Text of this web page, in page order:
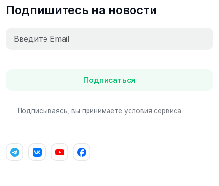
Подпишитесь на новости
Подписаться
Подписываясь, вы принимаете условия сервиса